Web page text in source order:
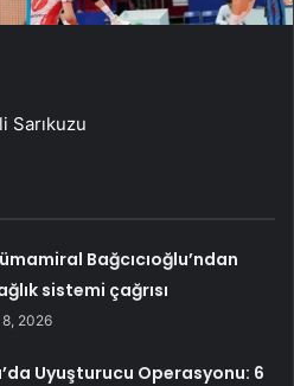
Sarıkuzu
Bağcıcıoğlu’ndan
sistemi çağrısı
2026
Uyuşturucu Operasyonu: 6